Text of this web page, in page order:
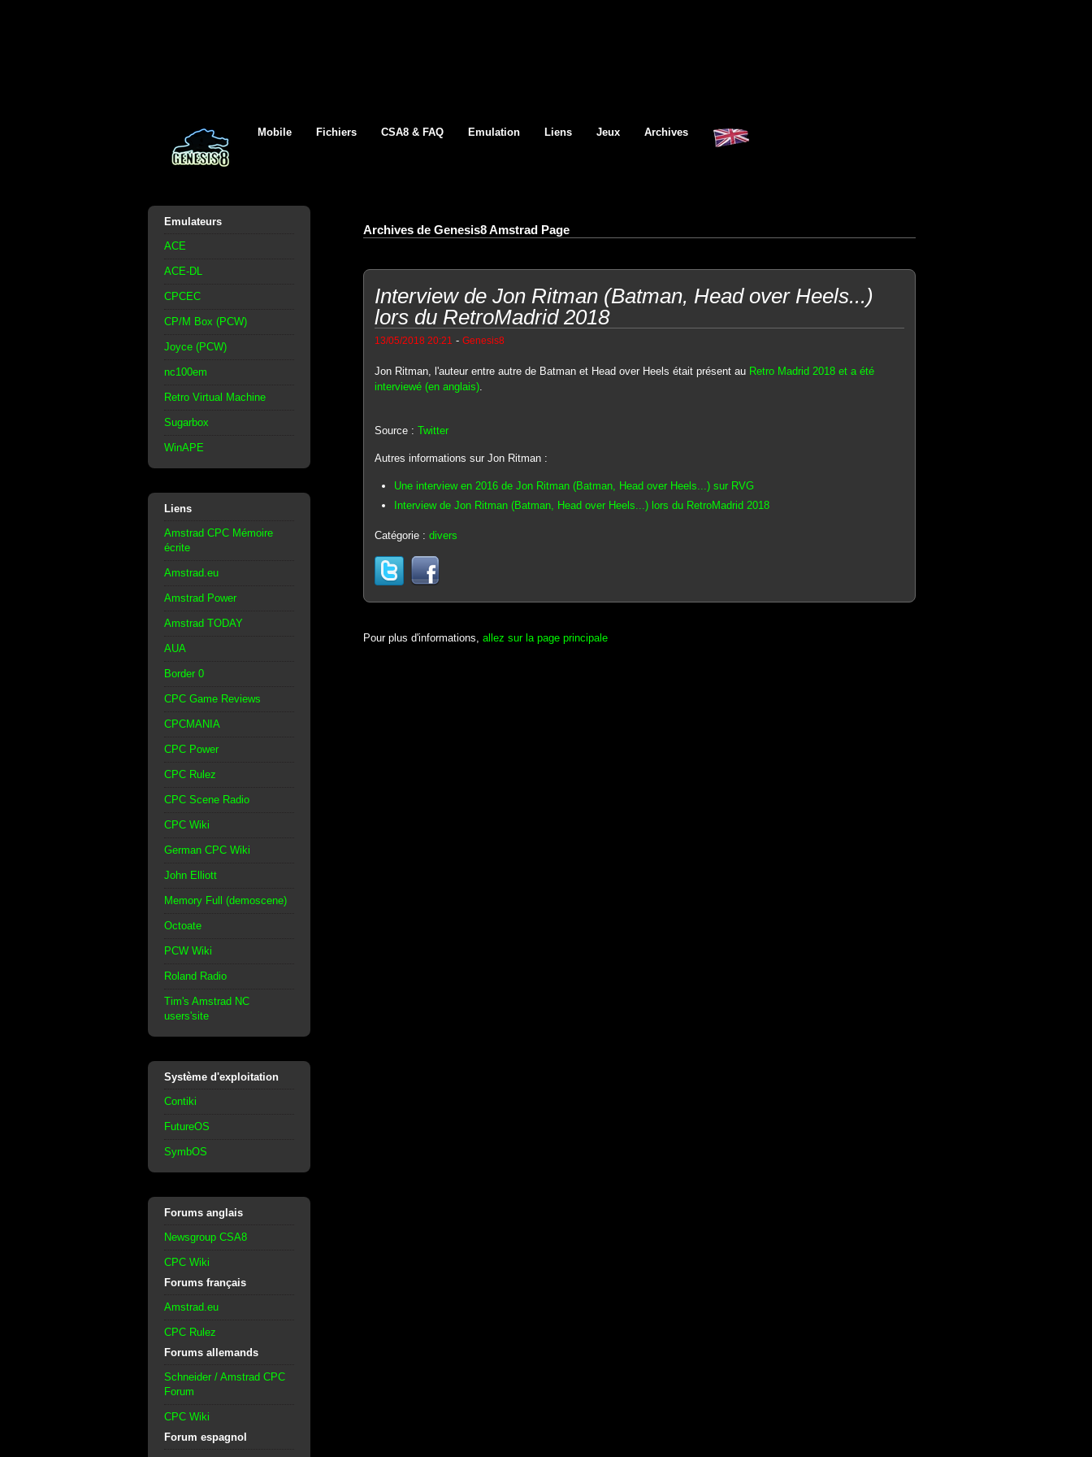
Mobile Fichiers CSA8 & FAQ Emulation Liens Jeux Archives
Emulateurs
ACE
ACE-DL
CPCEC
CP/M Box (PCW)
Joyce (PCW)
nc100em
Retro Virtual Machine
Sugarbox
WinAPE
Liens
Amstrad CPC Mémoire
écrite
Amstrad.eu
Amstrad Power
Amstrad TODAY
AUA
Border 0
CPC Game Reviews
CPCMANIA
CPC Power
CPC Rulez
CPC Scene Radio
CPC Wiki
German CPC Wiki
John Elliott
Memory Full (demoscene)
Octoate
PCW Wiki
Roland Radio
Tim's Amstrad NC
users'site
Système d'exploitation
Contiki
FutureOS
SymbOS
Forums anglais
Newsgroup CSA8
CPC Wiki
Forums français
Amstrad.eu
CPC Rulez
Forums allemands
Schneider / Amstrad CPC
Forum
CPC Wiki
Forum espagnol
Archives de Genesis8 Amstrad Page
Interview de Jon Ritman (Batman, Head over Heels...)
lors du RetroMadrid 2018
13/05/2018 20:21 - Genesis8
Jon Ritman, l'auteur entre autre de Batman et Head over Heels était présent au Retro Madrid 2018 et a été
interviewé (en anglais).
Source : Twitter
Autres informations sur Jon Ritman :
Une interview en 2016 de Jon Ritman (Batman, Head over Heels...) sur RVG
Interview de Jon Ritman (Batman, Head over Heels...) lors du RetroMadrid 2018
Catégorie : divers
Pour plus d'informations, allez sur la page principale